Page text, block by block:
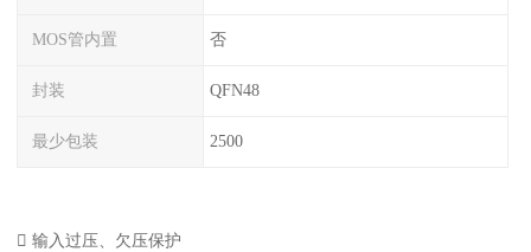
MOS管内置 否
封装 QFN48
最少包装 2500
 输入过压、欠压保护